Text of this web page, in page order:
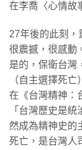
在李喬〈心情故
27年後的此刻，
很震撼，很感動
是的，保衛台灣
（自主選擇死
在《台灣精神：
「台灣歷史是
然成為精神史的
死亡，是台灣人